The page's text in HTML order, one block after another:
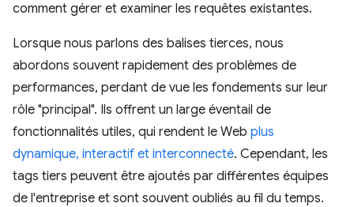
comment gérer et examiner les requêtes existantes.
Lorsque nous parlons des balises tierces, nous
abordons souvent rapidement des problèmes de
performances, perdant de vue les fondements sur leur
rôle "principal". Ils offrent un large éventail de
fonctionnalités utiles, qui rendent le Web plus
dynamique, interactif et interconnecté. Cependant, les
tags tiers peuvent être ajoutés par différentes équipes
de l'entreprise et sont souvent oubliés au fil du temps.